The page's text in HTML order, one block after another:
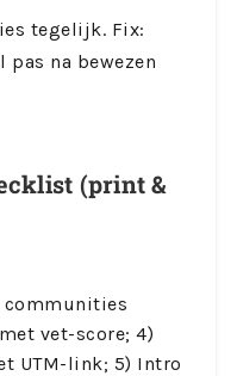
tegelijk. Fix:
pas na bewezen
(print &
communities
vet-score; 4)
UTM-link; 5) Intro